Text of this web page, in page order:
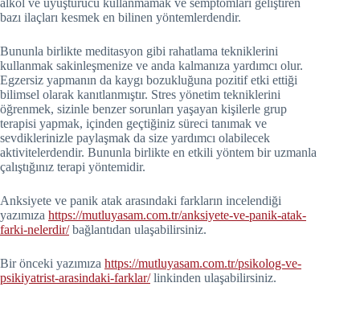
alkol ve uyuşturucu kullanmamak ve semptomları geliştiren
bazı ilaçları kesmek en bilinen yöntemlerdendir.
Bununla birlikte meditasyon gibi rahatlama tekniklerini
kullanmak sakinleşmenize ve anda kalmanıza yardımcı olur.
Egzersiz yapmanın da kaygı bozukluğuna pozitif etki ettiği
bilimsel olarak kanıtlanmıştır. Stres yönetim tekniklerini
öğrenmek, sizinle benzer sorunları yaşayan kişilerle grup
terapisi yapmak, içinden geçtiğiniz süreci tanımak ve
sevdiklerinizle paylaşmak da size yardımcı olabilecek
aktivitelerdendir. Bununla birlikte en etkili yöntem bir uzmanla
çalıştığınız terapi yöntemidir.
Anksiyete ve panik atak arasındaki farkların incelendiği
yazımıza https://mutluyasam.com.tr/anksiyete-ve-panik-atak-
farki-nelerdir/bağlantıdan ulaşabilirsiniz.
Bir önceki yazımıza https://mutluyasam.com.tr/psikolog-ve-
psikiyatrist-arasindaki-farklar/linkinden ulaşabilirsiniz.